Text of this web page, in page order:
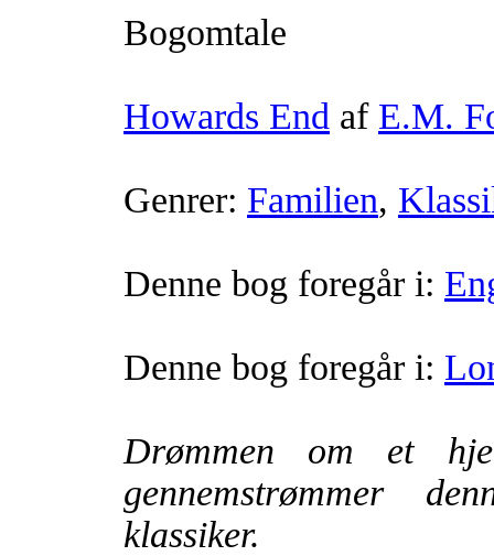
Bogomtale
Howards End af E.M.
Genrer: Familien,
Denne bog foregår i:
Denne bog foregår i:
Drømmen om et
gennemstrømmer
klassiker.